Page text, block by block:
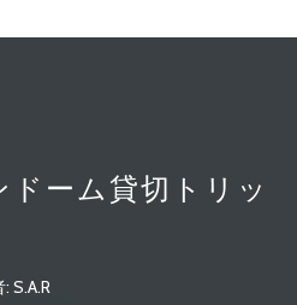
ーム貸切トリッ
: S.A.R